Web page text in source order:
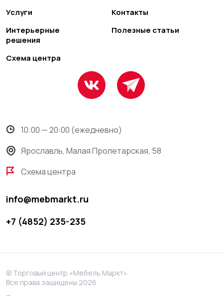
Услуги
Интерьерные
решения
Схема центра
Контакты
Полезные статьи
10:00 — 20:00 (ежедневно)
Ярославль, Малая Пролетарская, 58
Схема центра
info@mebmarkt.ru
+7 (4852) 235-235
© Торговый центр «Мебель Маркт».
Все права защищены 2026